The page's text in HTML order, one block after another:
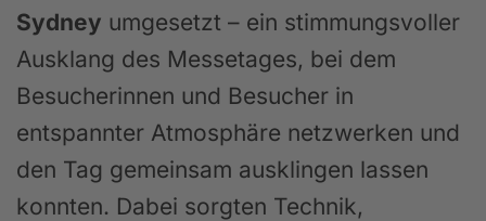
Sydney umgesetzt – ein stimmungsvoller
Ausklang des Messetages, bei dem
Besucherinnen und Besucher in
entspannter Atmosphäre netzwerken und
den Tag gemeinsam ausklingen lassen
konnten. Dabei sorgten Technik,